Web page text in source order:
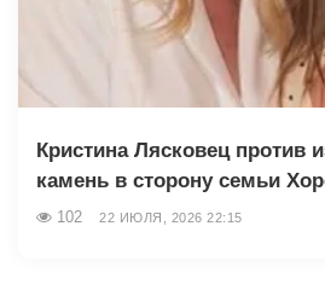
Кристина Лясковец против
камень в сторону семьи
102 22 ИЮЛЯ, 2026 22:15